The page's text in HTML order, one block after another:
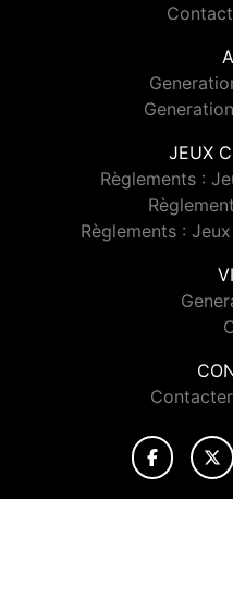
JEUX
Règlements :
Règlements :